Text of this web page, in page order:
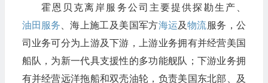
霍恩贝克离岸服务公司主要提供探勘生产、
油田服务 、海上施工及美国军方海运及物流服务，公
司业务可分为上游及下游，上游业务拥有并经营美国
船队，为新一代具支援性的多功能舰队；下游业务拥
有并经营远洋拖船和双壳油轮，负责美国东北部、及